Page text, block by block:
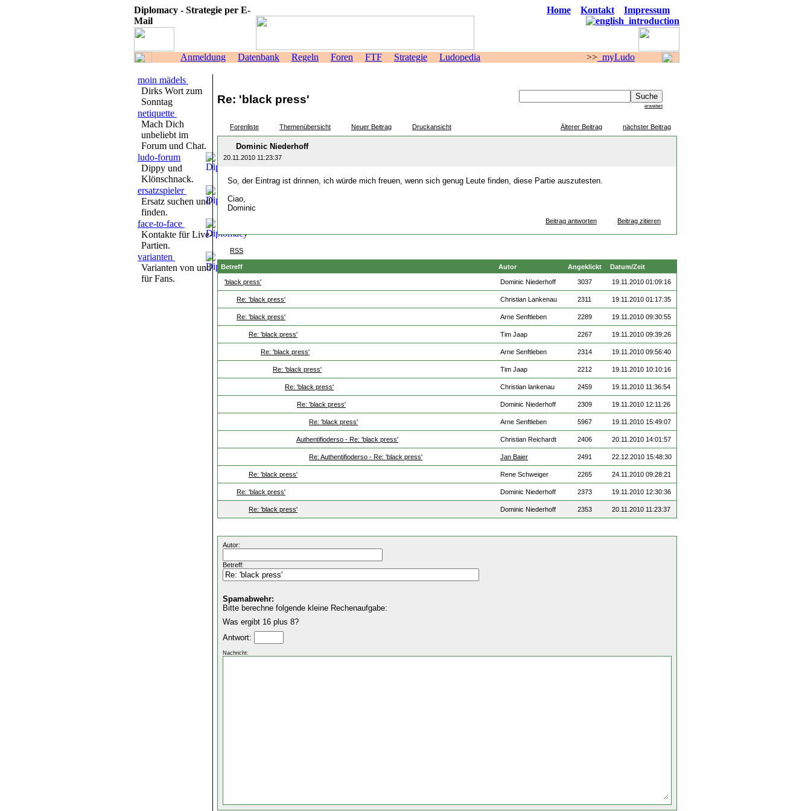
Diplomacy - Strategie per E-
Mail
Home Kontakt Impressum
Anmeldung Datenbank Regeln Foren FTF Strategie Ludopedia >> myLudo
moin mädels
Dirks Wort zum
Sonntag
netiquette
Mach Dich
unbeliebt im
Forum und Chat.
ludo-forum
Dippy und
Klönschnack.
ersatzspieler
Ersatz suchen und
finden.
face-to-face
Kontakte für Live-
Partien.
varianten
Varianten von und
für Fans.
erweitert
Re: 'black press'
Älterer Beitrag nächster Beitrag
Forenliste Themenübersicht Neuer Beitrag Druckansicht
Dominic Niederhoff
20.11.2010 11:23:37
So, der Eintrag ist drinnen, ich würde mich freuen, wenn sich genug Leute finden, diese Partie auszutesten.
Ciao,
Dominic
Beitrag antworten Beitrag zitieren
RSS
Betreff Autor Angeklickt Datum/Zeit
'black press' Dominic Niederhoff 3037 19.11.2010 01:09:16
Re: 'black press' Christian Lankenau 2311 19.11.2010 01:17:35
Re: 'black press' Arne Senftleben 2289 19.11.2010 09:30:55
Re: 'black press' Tim Jaap 2267 19.11.2010 09:39:26
Re: 'black press' Arne Senftleben 2314 19.11.2010 09:56:40
Re: 'black press' Tim Jaap 2212 19.11.2010 10:10:16
Re: 'black press' Christian lankenau 2459 19.11.2010 11:36:54
Re: 'black press' Dominic Niederhoff 2309 19.11.2010 12:11:26
Re: 'black press' Arne Senftleben 5967 19.11.2010 15:49:07
Authentifioderso - Re: 'black press' Christian Reichardt 2406 20.11.2010 14:01:57
Re: Authentifioderso - Re: 'black press' Jan Baier 2491 22.12.2010 15:48:30
Re: 'black press' Rene Schweiger 2265 24.11.2010 09:28:21
Re: 'black press' Dominic Niederhoff 2373 19.11.2010 12:30:36
Re: 'black press' Dominic Niederhoff 2353 20.11.2010 11:23:37
Autor:
Betreff:
Spamabwehr:
Bitte berechne folgende kleine Rechenaufgabe:
Was ergibt 16 plus 8?
Antwort:
Nachricht: